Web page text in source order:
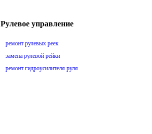
Рулевое управление
ремонт рулевых реек
замена рулевой рейки
ремонт гидроусилителя руля